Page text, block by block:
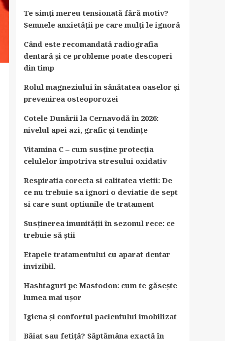
Te simți mereu tensionată fără motiv?
Semnele anxietății pe care mulți le ignoră
Când este recomandată radiografia
dentară și ce probleme poate descoperi
din timp
Rolul magneziului în sănătatea oaselor și
prevenirea osteoporozei
Cotele Dunării la Cernavodă în 2026:
nivelul apei azi, grafic și tendințe
Vitamina C – cum susține protecția
celulelor împotriva stresului oxidativ
Respiratia corecta si calitatea vietii: De
ce nu trebuie sa ignori o deviatie de sept
si care sunt optiunile de tratament
Susținerea imunității în sezonul rece: ce
trebuie să știi
Etapele tratamentului cu aparat dentar
invizibil.
Hashtaguri pe Mastodon: cum te găsește
lumea mai ușor
Igiena și confortul pacientului imobilizat
Băiat sau fetiță? Săptămâna exactă în